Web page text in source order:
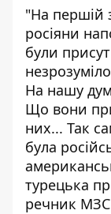
"На першій
росіяни
були
На нашу
Що вони
них... Так
була
турецька
речник МЗС